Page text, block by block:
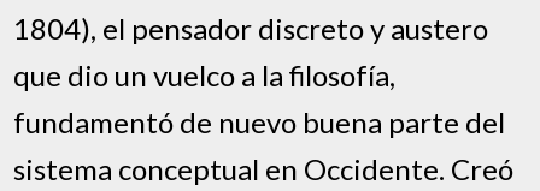
1804), el pensador discreto y austero
que dio un vuelco a la filosofía,
fundamentó de nuevo buena parte del
sistema conceptual en Occidente. Creó